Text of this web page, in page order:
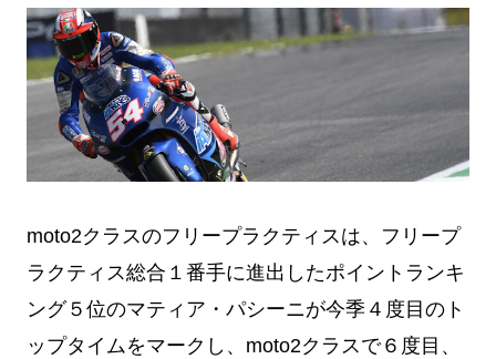
moto2クラスのフリープラクティスは、フリープ
ラクティス総合１番手に進出したポイントランキ
ング５位のマティア・パシーニが今季４度目のト
ップタイムをマークし、moto2クラスで６度目、